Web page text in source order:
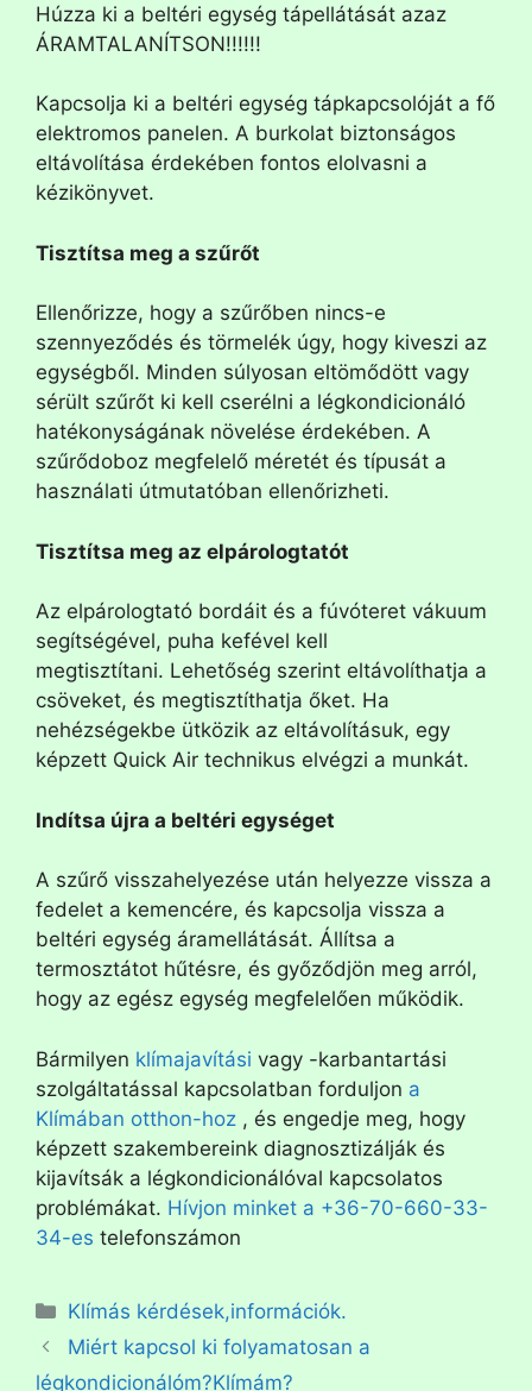
Húzza ki a beltéri egység tápellátását azaz
ÁRAMTALANÍTSON!!!!!!
Kapcsolja ki a beltéri egység tápkapcsolóját a fő
elektromos panelen. A burkolat biztonságos
eltávolítása érdekében fontos elolvasni a
kézikönyvet.
Tisztítsa meg a szűrőt
Ellenőrizze, hogy a szűrőben nincs-e
szennyeződés és törmelék úgy, hogy kiveszi az
egységből. Minden súlyosan eltömődött vagy
sérült szűrőt ki kell cserélni a légkondicionáló
hatékonyságának növelése érdekében. A
szűrődoboz megfelelő méretét és típusát a
használati útmutatóban ellenőrizheti.
Tisztítsa meg az elpárologtatót
Az elpárologtató bordáit és a fúvóteret vákuum
segítségével, puha kefével kell
megtisztítani. Lehetőség szerint eltávolíthatja a
csöveket, és megtisztíthatja őket. Ha
nehézségekbe ütközik az eltávolításuk, egy
képzett Quick Air technikus elvégzi a munkát.
Indítsa újra a beltéri egységet
A szűrő visszahelyezése után helyezze vissza a
fedelet a kemencére, és kapcsolja vissza a
beltéri egység áramellátását. Állítsa a
termosztátot hűtésre, és győződjön meg arról,
hogy az egész egység megfelelően működik.
Bármilyen klímajavítási vagy -karbantartási
szolgáltatással kapcsolatban forduljon a
Klímában otthon-hoz , és engedje meg, hogy
képzett szakembereink diagnosztizálják és
kijavítsák a légkondicionálóval kapcsolatos
problémákat. Hívjon minket a +36-70-660-33-
34-es telefonszámon
Klímás kérdések,információk.
Miért kapcsol ki folyamatosan a
légkondicionálóm?Klímám?